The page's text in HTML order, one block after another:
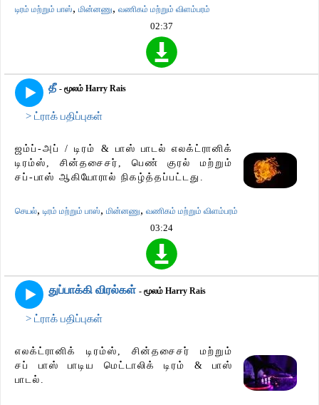
டிரம் மற்றும் பாஸ், மின்னணு, வணிகம் மற்றும் விளம்பரம்
02:37
தீ - மூலம் Harry Rais
> ட்ராக் பதிப்புகள்
ஜம்ப்-அப் / டிரம் & பாஸ் பாடல் எலக்ட்ரானிக்
டிரம்ஸ், சின்தசைசர், பெண் குரல் மற்றும்
சப்-பாஸ் ஆகியோரால் நிகழ்த்தப்பட்டது.
செயல், டிரம் மற்றும் பாஸ், மின்னணு, வணிகம் மற்றும் விளம்பரம்
03:24
துப்பாக்கி விரல்கள் - மூலம் Harry Rais
> ட்ராக் பதிப்புகள்
எலக்ட்ரானிக் டிரம்ஸ், சின்தசைசர் மற்றும்
சப் பாஸ் பாடிய மெட்டாலிக் டிரம் & பாஸ்
பாடல்.